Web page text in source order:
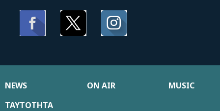
NEWS ON AIR
MUSIC
ΤΑΥΤΟΤΗΤΑ